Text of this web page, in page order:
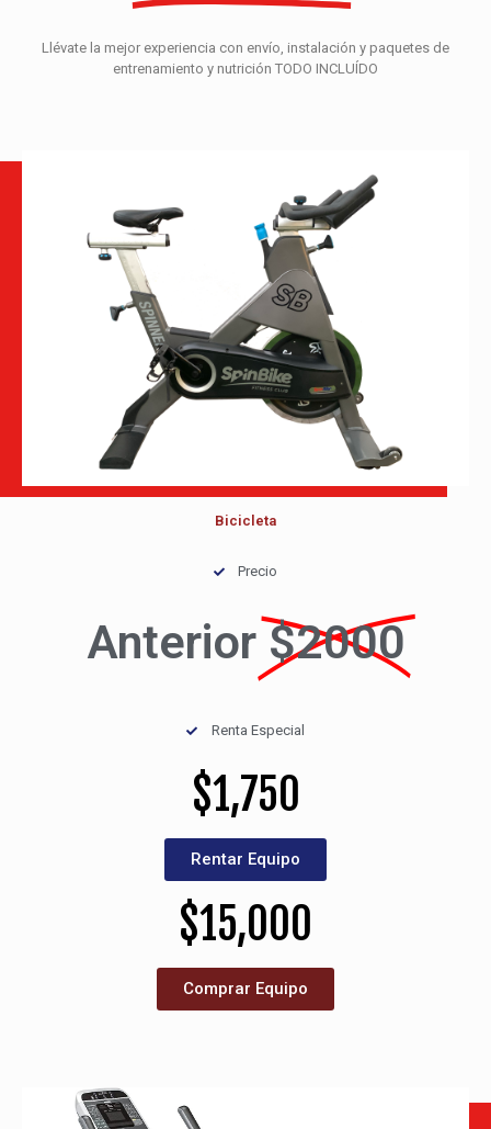
Llévate la mejor experiencia con envío, instalación y paquetes de
entrenamiento y nutrición TODO INCLUÍDO
Bicicleta
Precio
Anterior $2000
Renta Especial
$1,750
Rentar Equipo
$15,000
Comprar Equipo